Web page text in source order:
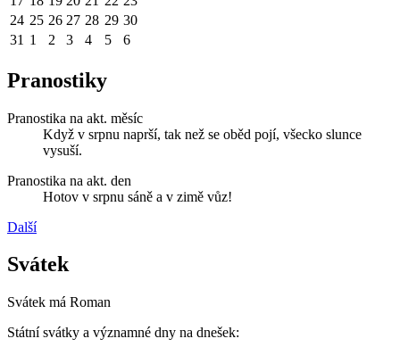
24 25 26 27 28 29 30
31 1 2 3 4 5 6
Pranostiky
Pranostika na akt. měsíc
Když v srpnu naprší, tak než se oběd pojí, všecko slunce
vysuší.
Pranostika na akt. den
Hotov v srpnu sáně a v zimě vůz!
Další
Svátek
Svátek má Roman
Státní svátky a významné dny na dnešek: